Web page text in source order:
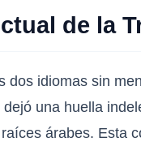
de la
dos idiomas sin
una huella
árabes. Esta